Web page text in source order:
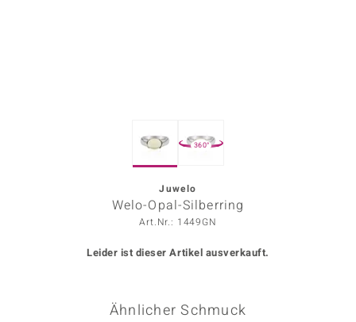
360°
Juwelo
Welo-Opal-Silberring
Art.Nr.: 1449GN
Leider ist dieser Artikel ausverkauft.
Ähnlicher Schmuck